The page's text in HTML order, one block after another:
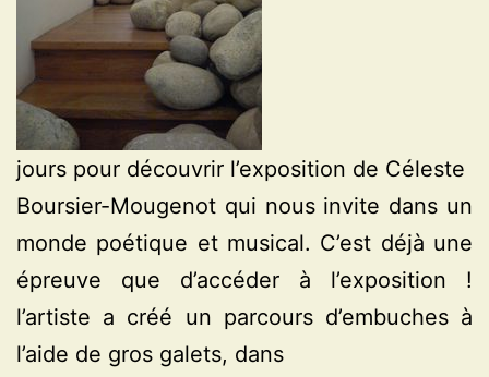
jours pour découvrir l’exposition de Céleste
Boursier-Mougenot qui nous invite dans un
monde poétique et musical. C’est déjà une
épreuve que d’accéder à l’exposition !
l’artiste a créé un parcours d’embuches à
l’aide de gros galets, dans